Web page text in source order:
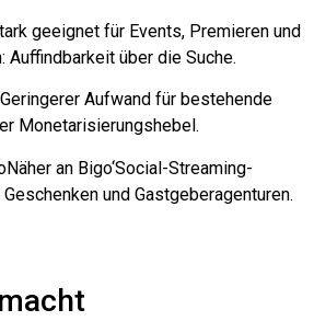
geeignet für Events, Premieren und
Auffindbarkeit über die Suche.
Aufwand für bestehende
Monetarisierungshebel.
Näher an Bigo‘Social-Streaming-
und Gastgeberagenturen.